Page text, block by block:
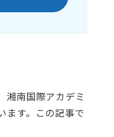
湘南国際アカデミ
ます。この記事で